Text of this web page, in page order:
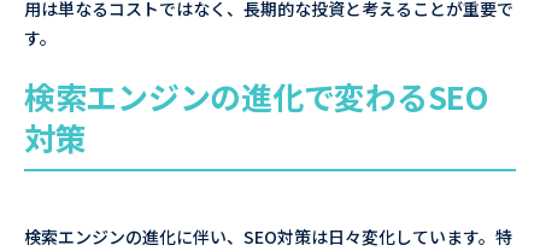
用は単なるコストではなく、長期的な投資と考えることが重要で
す。
検索エンジンの進化で変わるSEO
対策
検索エンジンの進化に伴い、SEO対策は日々変化しています。特